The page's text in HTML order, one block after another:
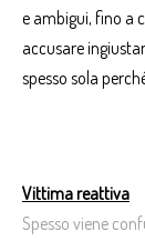
e ambigui, fino a
accusare
spesso sola
Vittima reattiva
Spesso viene